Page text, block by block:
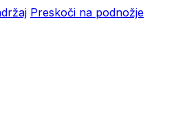
Preskoči na podnožje